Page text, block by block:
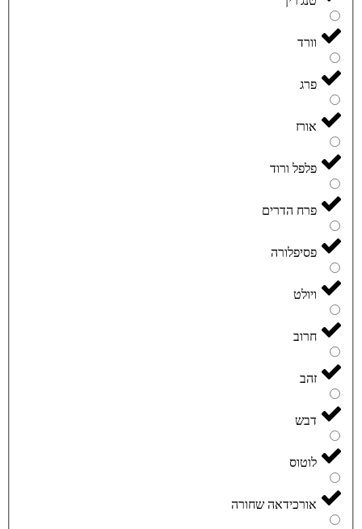
וורד
פרג
אורז
פלפל ורוד
פרח הדרים
פסיפלורה
ויולט
חרוב
זהב
דבש
לוטוס
אורכידאה שחורה